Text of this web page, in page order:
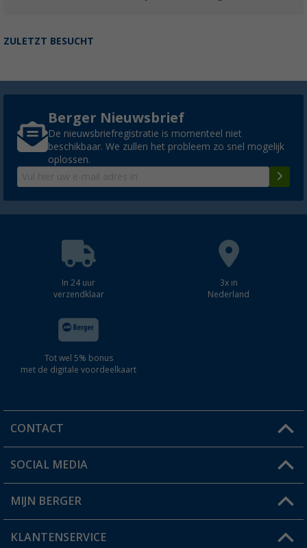
ZULETZT BESUCHT
Berger Nieuwsbrief
De nieuwsbriefregistratie is momenteel niet
beschikbaar. We zullen het probleem zo snel mogelijk
oplossen.
In 24 uur
verzendklaar
3x in
Nederland
Tot wel 5% bonus
met de digitale voordeelkaart
CONTACT
Een vraag?
Winkel vinden
SOCIAL MEDIA
MIJN BERGER
Mijn account
KLANTENSERVICE